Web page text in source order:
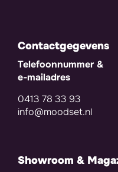
Contactgegevens
Telefoonnummer &
e-mailadres
0413 78 33 93
info@moodset.nl
Showroom &